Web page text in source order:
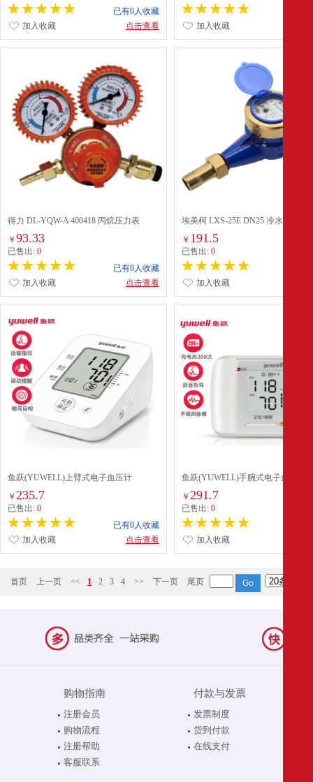
已有0人收藏
点击查看
加入收藏 加入收藏
得力 DL-YQW-A 400418 丙烷压力表
￥ 93.33
已售出: 0
已有0人收藏
点击查看
加入收藏
埃美柯 LXS-25E DN25 冷水表 旋翼
￥ 191.5
已售出:0
加入收藏
鱼跃(YUWELL)上臂式电子血压计
YE660D
￥ 235.7
已售出: 0
已有0人收藏
点击查看
加入收藏
鱼跃(YUWELL)手腕式电子血压计
YE8900AR
￥291.7
已售出:0
加入收藏
首页 上一页 << 1 2 3 4 >> 下一页 尾页
购物指南
注册会员
购物流程
注册帮助
客服联系
付款与发票
发票制度
货到付款
在线支付